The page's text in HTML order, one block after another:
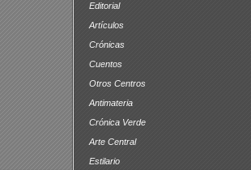
Editorial
Artículos
Crónicas
Cuentos
Otros Centros
Antimateria
Crónica Verde
Arte Central
Estilario